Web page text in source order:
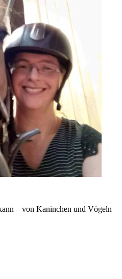
– von Kaninchen und Vögeln